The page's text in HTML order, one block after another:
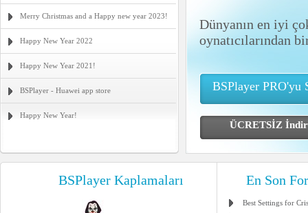
Merry Christmas and a Happy new year 2023!
Happy New Year 2022
Happy New Year 2021!
BSPlayer - Huawei app store
Happy New Year!
Dünyanın en iyi
oynatıcılarından
BSPlayer PRO'yu
ÜCRETSİZ
BSPlayer Kaplamaları En Son
Best Settings for